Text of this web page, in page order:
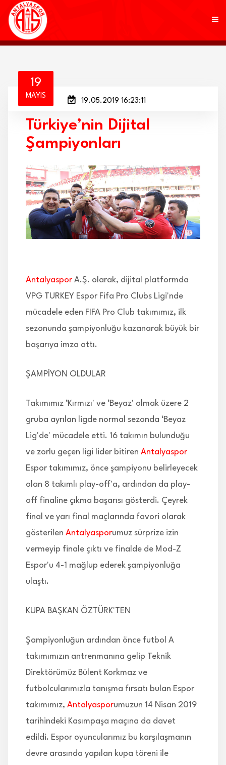
KULÜP
AKADEMİ
MARKALAR
TARAFTAR
BRANŞLAR
HABERLER
19
MAYIS
19.05.2019 16:23:11
Türkiye’nin Dijital
Şampiyonları
Antalyaspor A.Ş. olarak, dijital platformda
VPG TURKEY Espor Fifa Pro Clubs Ligi'nde
mücadele eden FIFA Pro Club takımımız, ilk
sezonunda şampiyonluğu kazanarak büyük bir
başarıya imza attı.
ŞAMPİYON OLDULAR
Takımımız ‘Kırmızı' ve ‘Beyaz' olmak üzere 2
gruba ayrılan ligde normal sezonda ‘Beyaz
Lig'de' mücadele etti. 16 takımın bulunduğu
ve zorlu geçen ligi lider bitiren Antalyaspor
Espor takımımız, önce şampiyonu belirleyecek
olan 8 takımlı play-off'a, ardından da play-
off finaline çıkma başarısı gösterdi. Çeyrek
final ve yarı final maçlarında favori olarak
gösterilen Antalyasporumuz sürprize izin
vermeyip finale çıktı ve finalde de Mod-Z
Espor'u 4-1 mağlup ederek şampiyonluğa
ulaştı.
KUPA BAŞKAN ÖZTÜRK'TEN
Şampiyonluğun ardından önce futbol A
takımımızın antrenmanına gelip Teknik
Direktörümüz Bülent Korkmaz ve
futbolcularımızla tanışma fırsatı bulan Espor
takımımız, Antalyasporumuzun 14 Nisan 2019
tarihindeki Kasımpaşa maçına da davet
edildi. Espor oyuncularımız bu karşılaşmanın
devre arasında yapılan kupa töreni ile